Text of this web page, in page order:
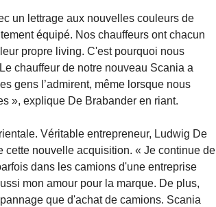
un lettrage aux nouvelles couleurs de
équipé. Nos chauffeurs ont chacun
propre living. C'est pourquoi nous
chauffeur de notre nouveau Scania a
gens l’admirent, même lorsque nous
», explique De Brabander en riant.
Véritable entrepreneur, Ludwig De
cette nouvelle acquisition. « Je continue de
dans les camions d'une entreprise
mon amour pour la marque. De plus,
que d'achat de camions. Scania